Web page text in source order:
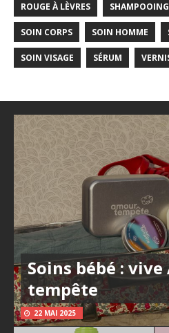
ROUGE À LÈVRES SHAMPOOING
SOIN CORPS SOIN HOMME
SOIN VISAGE SÉRUM
Soins bébé :
tempête
22 MAI 2025